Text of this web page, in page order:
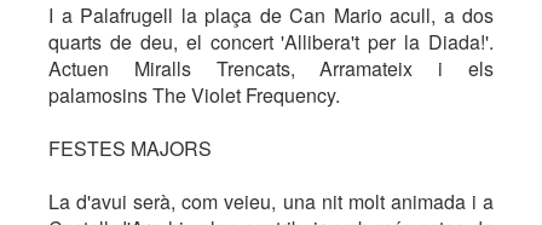
I a Palafrugell la plaça de Can Mario acull, a dos
quarts de deu, el concert 'Allibera't per la Diada!'.
Actuen Miralls Trencats, Arramateix i els
palamosins The Violet Frequency.
FESTES MAJORS
La d'avui serà, com veieu, una nit molt animada i a